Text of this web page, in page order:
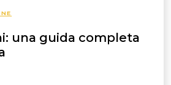
una guida completa